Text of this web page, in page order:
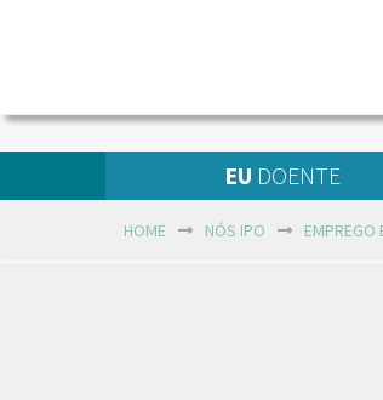
EU DOENTE
HOME NÓS IPO EMPREGO